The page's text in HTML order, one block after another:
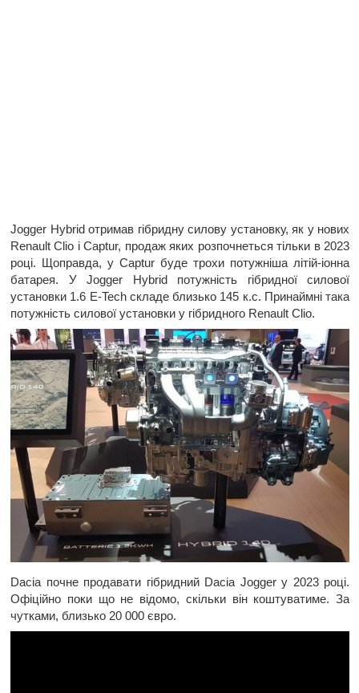
Jogger Hybrid отримав гібридну силову установку, як у нових
Renault Clio і Captur, продаж яких розпочнеться тільки в 2023
році. Щоправда, у Captur буде трохи потужніша літій-іонна
батарея. У Jogger Hybrid потужність гібридної силової
установки 1.6 E-Tech складе близько 145 к.с. Принаймні така
потужність силової установки у гібридного Renault Clio.
Dacia почне продавати гібридний Dacia Jogger у 2023 році.
Офіційно поки що не відомо, скільки він коштуватиме. За
чутками, близько 20 000 євро.